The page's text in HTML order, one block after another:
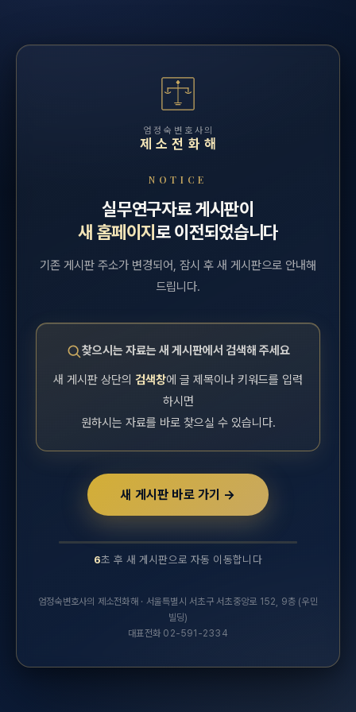
엄정숙변호사의
제소전화해
NOTICE
실무연구자료 게시판이
새 홈페이지 로 이전되었습니다
기존 게시판 주소가 변경되어, 잠시 후 새 게시판으로 안내해
드립니다.
찾으시는 자료는 새 게시판에서 검색해 주세요
새 게시판 상단의 검색창에 글 제목이나 키워드를 입력
하시면
원하시는 자료를 바로 찾으실 수 있습니다.
새 게시판 바로 가기 →
6초 후 새 게시판으로 자동 이동합니다
엄정숙변호사의 제소전화해 · 서울특별시 서초구 서초중앙로 152, 9층 (우민
빌딩)
대표전화 02-591-2334